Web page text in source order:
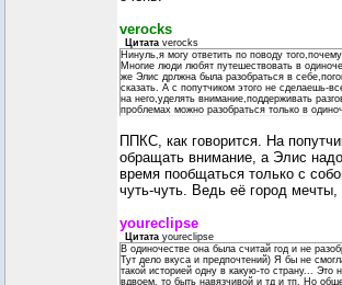
verocks
Цитата verocks
Нинуль,я могу ответить по поводу
Многие люди любят путешествовать в
же Элис дрлжна была разобраться в
сказать. А с попутчиком этого не сделаешь-
на него,уделять внимание,поддерживать
проблемах можно разобраться только в
ППКС, как говорится. На
обращать внимание, а Элис
время пообщаться только с
чуть-чуть. Ведь её город мечты,
youreclipse
Цитата youreclipse
В одиночестве она была считай год и не
Тут дело вкуса и предпочтений) Я бы не
такой историей одну в какую-то страну... Это
вдвоем, то быть навязчивой и тд и тп. Но